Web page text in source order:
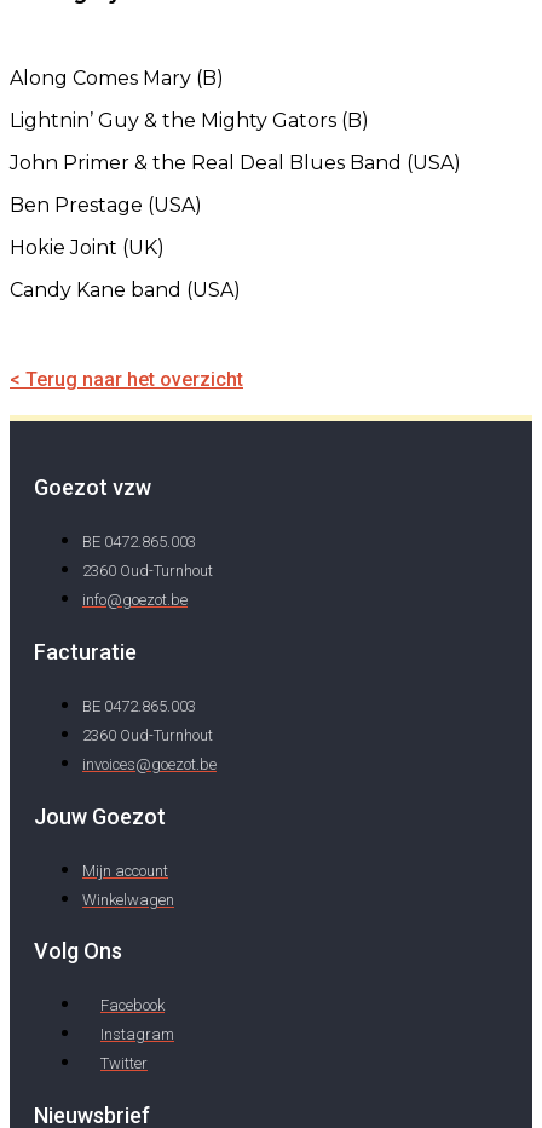
Along Comes Mary (B)
Lightnin’ Guy & the Mighty Gators (B)
John Primer & the Real Deal Blues Band (USA)
Ben Prestage (USA)
Hokie Joint (UK)
Candy Kane band (USA)
< Terug naar het overzicht
Goezot vzw
BE 0472.865.003
2360 Oud-Turnhout
info@goezot.be
Facturatie
BE 0472.865.003
2360 Oud-Turnhout
invoices@goezot.be
Jouw Goezot
Mijn account
Winkelwagen
Volg Ons
Facebook
Instagram
Twitter
Nieuwsbrief